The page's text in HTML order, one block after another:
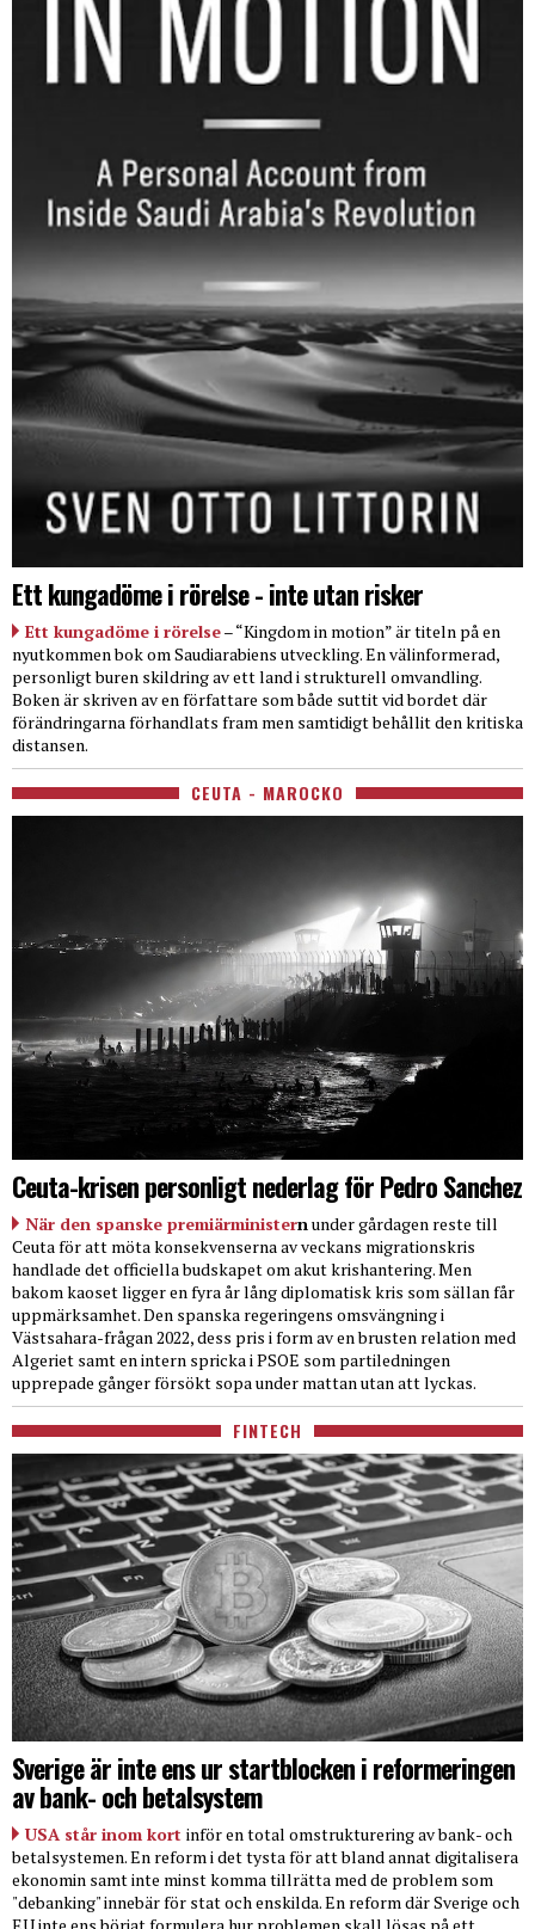
Ett kungadöme i rörelse - inte utan risker
Ett kungadöme i rörelse– “Kingdom in motion” är titeln på en
nyutkommen bok om Saudiarabiens utveckling. En välinformerad,
personligt buren skildring av ett land i strukturell omvandling.
Boken är skriven av en författare som både suttit vid bordet där
förändringarna förhandlats fram men samtidigt behållit den kritiska
distansen.
CEUTA - MAROCKO
Ceuta-krisen personligt nederlag för Pedro Sanchez
När den spanske premiärministern under gårdagen reste till
Ceuta för att möta konsekvenserna av veckans migrationskris
handlade det officiella budskapet om akut krishantering. Men
bakom kaoset ligger en fyra år lång diplomatisk kris som sällan får
uppmärksamhet. Den spanska regeringens omsvängning i
Västsahara-frågan 2022, dess pris i form av en brusten relation med
Algeriet samt en intern spricka i PSOE som partiledningen
upprepade gånger försökt sopa under mattan utan att lyckas.
FINTECH
Sverige är inte ens ur startblocken i reformeringen
av bank- och betalsystem
USA står inom kort inför en total omstrukturering av bank- och
betalsystemen. En reform i det tysta för att bland annat digitalisera
ekonomin samt inte minst komma tillrätta med de problem som
"debanking" innebär för stat och enskilda. En reform där Sverige och